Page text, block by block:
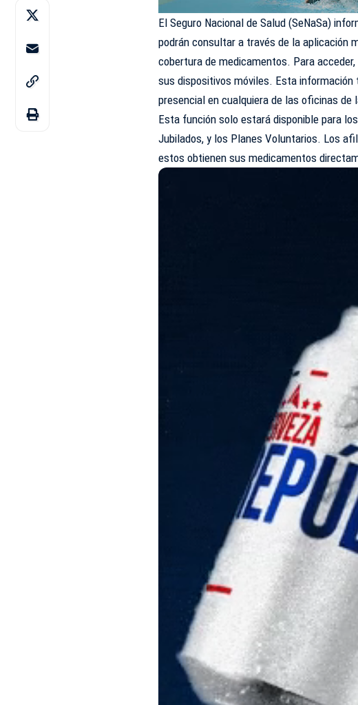
El Seguro Nacional de Salud (SeNaSa)
podrán consultar a través de la aplicación
cobertura de medicamentos. Para
sus dispositivos móviles. Esta información
presencial en cualquiera de las oficinas de
Esta función solo estará disponible para
Jubilados, y los Planes Voluntarios. Los
estos obtienen sus medicamentos